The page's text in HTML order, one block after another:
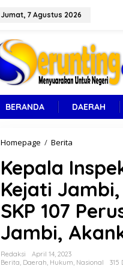
Jumat, 7 Agustus 2026
BERANDA DAERAH
Homepage / Berita
p
a
l
a
n
s
p
Kepala
Kejati
SKP 107
Jambi,
Redaksi
April 14, 2023
Berita Daerah Hukum Nasional 315